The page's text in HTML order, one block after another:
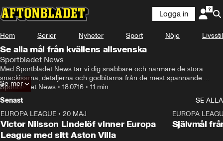
Logga in
Hem Serier Nyheter Sport Nöje Livsstil
Se alla mål från kvällens allsvenska
Sportbladet News
Med Sportbladet News tar vi dig snabbare och närmare de stora
snackisarna, detaljerna och godbitarna från de mest spännande
ligorna.
Sportbladet News • 18.07.16 • 11 min
Se mer
Senast
SE ALLA
EUROPA LEAGUE • 20 MAJ
Victor Nilsson Lindelöf vinner Europa
League med sitt Aston Villa
EUROPA
Självmål